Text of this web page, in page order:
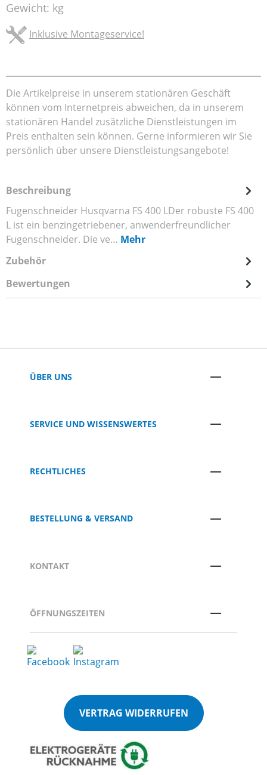
Gewicht: kg
Inklusive Montageservice!
Die Artikelpreise in unserem stationären Geschäft
können vom Internetpreis abweichen, da in unserem
stationären Handel zusätzliche Dienstleistungen im
Preis enthalten sein können. Gerne informieren wir Sie
persönlich über unsere Dienstleistungsangebote!
Beschreibung
Fugenschneider Husqvarna FS 400 LDer robuste FS 400
L ist ein benzingetriebener, anwenderfreundlicher
Fugenschneider. Die ve… Mehr
Zubehör
Bewertungen
ÜBER UNS
SERVICE UND WISSENSWERTES
RECHTLICHES
BESTELLUNG & VERSAND
KONTAKT
ÖFFNUNGSZEITEN
VERTRAG WIDERRUFEN